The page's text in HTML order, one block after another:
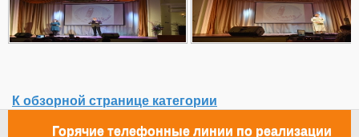
К обзорной странице категории
Горячие телефонные линии по реализации